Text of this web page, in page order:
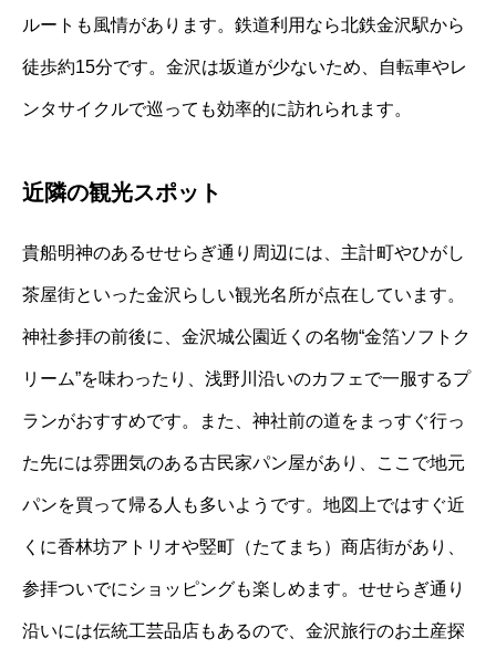
ルートも風情があります。鉄道利用なら北鉄金沢駅から
徒歩約15分です。金沢は坂道が少ないため、自転車やレ
ンタサイクルで巡っても効率的に訪れられます。
近隣の観光スポット
貴船明神のあるせせらぎ通り周辺には、主計町やひがし
茶屋街といった金沢らしい観光名所が点在しています。
神社参拝の前後に、金沢城公園近くの名物“金箔ソフトク
リーム”を味わったり、浅野川沿いのカフェで一服するプ
ランがおすすめです。また、神社前の道をまっすぐ行っ
た先には雰囲気のある古民家パン屋があり、ここで地元
パンを買って帰る人も多いようです。地図上ではすぐ近
くに香林坊アトリオや竪町（たてまち）商店街があり、
参拝ついでにショッピングも楽しめます。せせらぎ通り
沿いには伝統工芸品店もあるので、金沢旅行のお土産探